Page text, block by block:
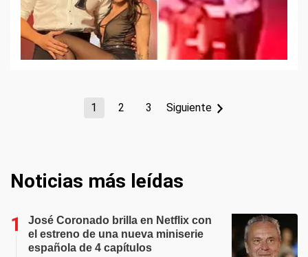
1 2 3 Siguiente
Noticias más leídas
José Coronado brilla en Netflix con
el estreno de una nueva miniserie
española de 4 capítulos